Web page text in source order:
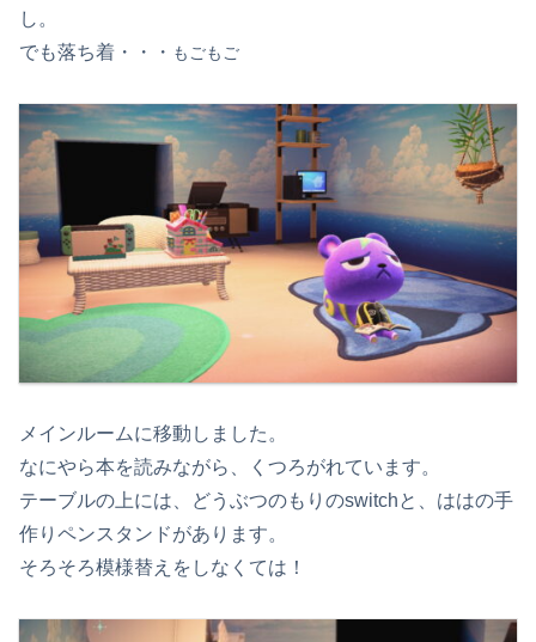
し。
でも落ち着・・・ もごもご
メインルームに移動しました。
なにやら本を読みながら、くつろがれています。
テーブルの上には、どうぶつのもりのswitchと、ははの手
作りペンスタンドがあります。
そろそろ模様替えをしなくては！